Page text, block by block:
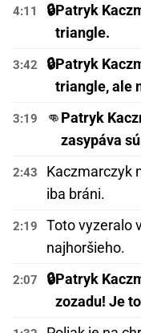
4:11 🔒Patryk
triangle.
3:42 🔒Patryk
triangle, ale
3:19 👊Patryk
zasypáva
2:43
Kaczmarczyk
iba bráni.
2:19
Toto vyzeralo
najhoršieho.
2:07 🔒Patryk
zozadu! Je